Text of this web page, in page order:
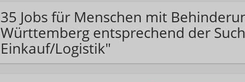
35 Jobs für Menschen mit
Württemberg entsprechend der
Einkauf/Logistik"